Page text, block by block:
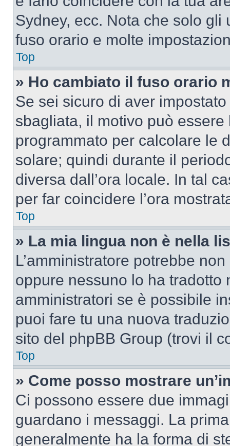
Sydney, ecc. Nota che solo
fuso orario e molte
Top
» Ho cambiato il fuso orario
Se sei sicuro di aver
sbagliata, il motivo può essere
programmato per calcolare le
solare; quindi durante il
diversa dall’ora locale. In tal
per far coincidere l’ora
Top
» La mia lingua non è nella
L’amministratore potrebbe
oppure nessuno lo ha
amministratori se è possibile
puoi fare tu una nuova
sito del phpBB Group (trovi il
Top
» Come posso mostrare
Ci possono essere due
guardano i messaggi. La
generalmente ha la forma di